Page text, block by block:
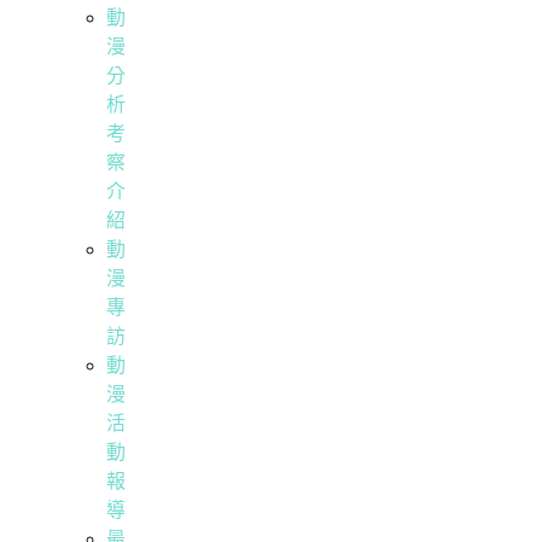
動
漫
分
析
考
察
介
紹
動
漫
專
訪
動
漫
活
動
報
導